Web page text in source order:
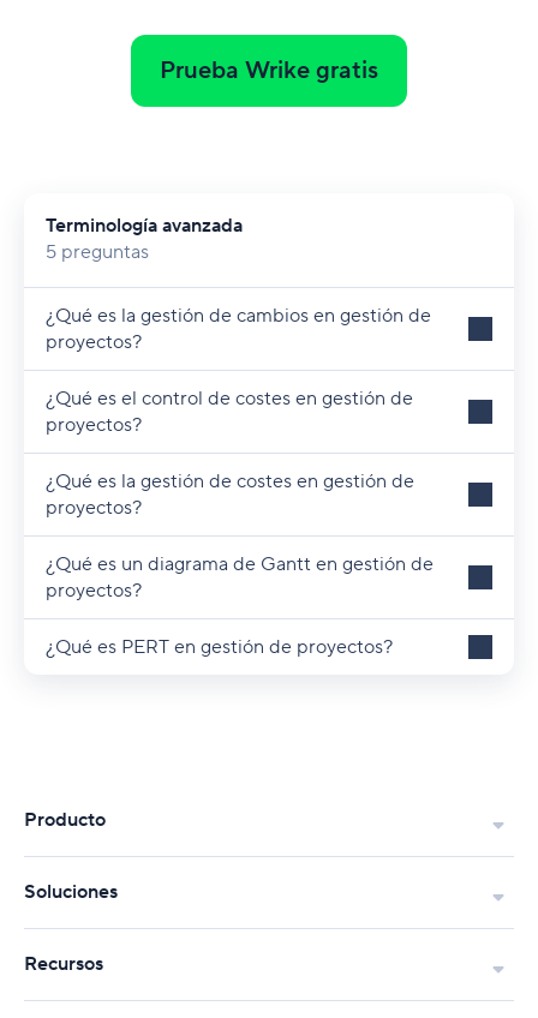
Prueba Wrike gratis
Terminología avanzada
5 preguntas
¿Qué es la gestión de cambios en gestión de
proyectos?
¿Qué es el control de costes en gestión de
proyectos?
¿Qué es la gestión de costes en gestión de
proyectos?
¿Qué es un diagrama de Gantt en gestión de
proyectos?
¿Qué es PERT en gestión de proyectos?
Producto
Soluciones
Recursos